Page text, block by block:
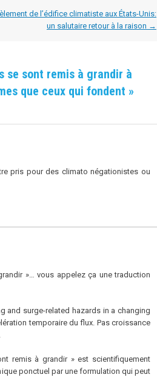
de l’édifice climatiste aux États-Unis:
un salutaire retour à la raison →
se sont remis à grandir à
que ceux qui fondent »
pris pour des climato négationistes ou
»… vous appelez ça une traduction
and surge-related hazards in a changing
temporaire du flux. Pas croissance
remis à grandir » est scientifiquement
ponctuel par une formulation qui peut